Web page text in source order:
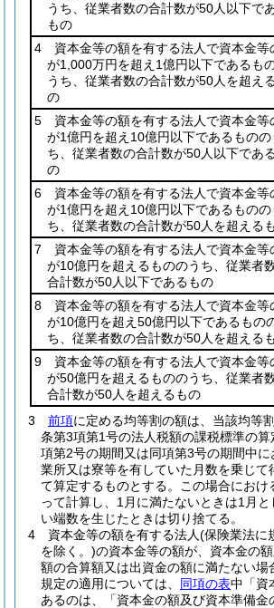
うち、従業者数の合計数が50人以下で
もの
4 資本金等の額を有する法人で資本金等
が1,000万円を超え1億円以下であるも
うち、従業者数の合計数が50人を超え
の
5 資本金等の額を有する法人で資本金等
が1億円を超え10億円以下であるものの
ち、従業者数の合計数が50人以下であ
の
6 資本金等の額を有する法人で資本金等
が1億円を超え10億円以下であるものの
ち、従業者数の合計数が50人を超える
7 資本金等の額を有する法人で資本金等
が10億円を超えるもののうち、従業者
合計数が50人以下であるもの
8 資本金等の額を有する法人で資本金等
が10億円を超え50億円以下であるもの
ち、従業者数の合計数が50人を超える
9 資本金等の額を有する法人で資本金等
が50億円を超えるもののうち、従業者
合計数が50人を超えるもの
3 前項に定める均等割の額は、当該均等
条第3項第1号の法人税額の課税標準の算
項第2号の期間又は同項第3号の期間中
業所又は寮等を有していた月数を乗じて
て算定するものとする。
この場合におけ
って計算し、1月に満たないときは1月
い端数を生じたときは切り捨てる。
4
資本金等の額を有する法人(保険業法に
を除く。)の資本金等の額が、資本金の
額の合算額又は出資金の額に満たない場
規定の適用については、 同項の表中「資
あるのは、「資本金の額及び資本準備金